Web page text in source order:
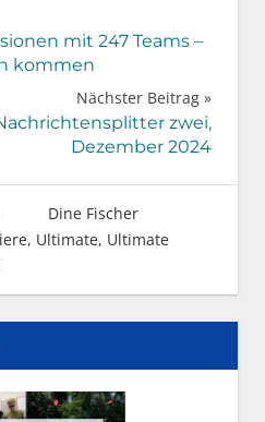
mit 247 Teams –
kommen
Nächster Beitrag
zwei,
Dezember 2024
Dine Fischer
, Ultimate, Ultimate